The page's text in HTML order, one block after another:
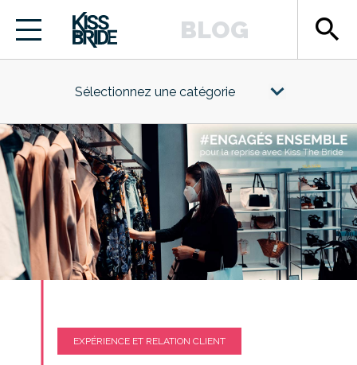
BLOG search
Sélectionnez une catégorie
EXPÉRIENCE ET RELATION CLIENT